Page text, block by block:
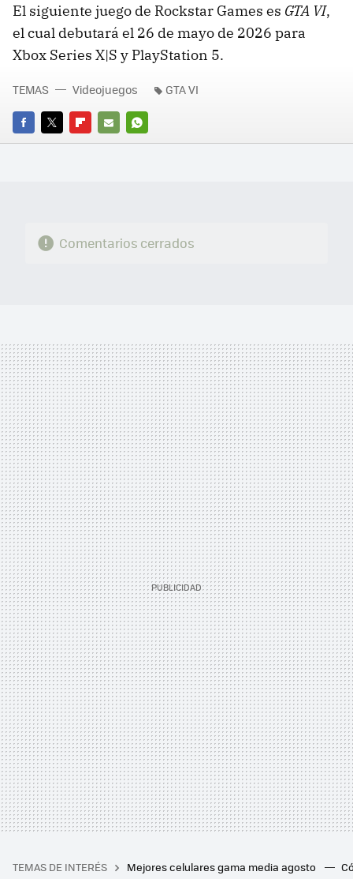
El siguiente juego de Rockstar Games es GTA VI,
el cual debutará el 26 de mayo de 2026 para
Xbox Series X|S y PlayStation 5.
FACEBOOK
TWITTERFLIPBOARD
E-
WHATSAPP
TEMAS Videojuegos GTA VI
Comentarios cerrados
TEMAS DE INTERÉS Mejores celulares gama media agosto